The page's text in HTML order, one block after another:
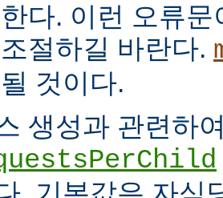
다. 이런 오류
절하길 바란다.
것이다.
생성과 관련하